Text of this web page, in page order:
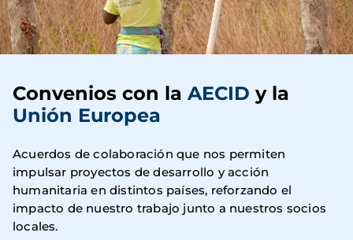
Convenios con la AECID y la
Unión Europea
Acuerdos de colaboración que nos permiten
impulsar proyectos de desarrollo y acción
humanitaria en distintos países, reforzando el
impacto de nuestro trabajo junto a nuestros socios
locales.